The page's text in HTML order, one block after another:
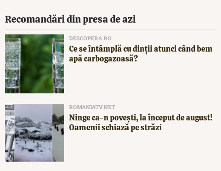
Recomandări din presa de azi
DESCOPERA.RO
Ce se întâmplă cu dinții atunci când bem
apă carbogazoasă?
ROMANIATV.NET
Ninge ca-n povești, la început de august!
Oamenii schiază pe străzi